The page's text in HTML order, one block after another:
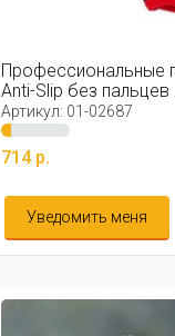
Профессиональные
Anti-Slip без пальцев ...
Артикул: 01-02687
714 р.
Уведомить меня